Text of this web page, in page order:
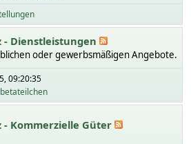
Dienstleistungen
oder gewerbsmäßigen Angebote.
09:20:35
betateilchen
Kommerzielle Güter